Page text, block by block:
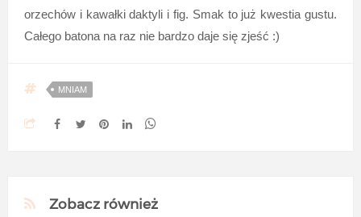
orzechów i kawałki daktyli i fig. Smak to już kwestia gustu.
Całego batona na raz nie bardzo daje się zjeść :)
MNIAM
Zobacz również